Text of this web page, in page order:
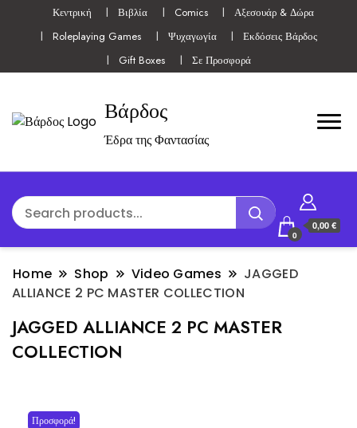
Κεντρική Βιβλία Comics
Αξεσουάρ & Δώρα
Roleplaying Games
Ψυχαγωγία
Εκδόσεις Βάρδος
Gift Boxes
Σε Προσφορά
Βάρδος
Έδρα της Φαντασίας
0
0,00 €
Home Shop Video Games
JAGGED
ALLIANCE 2 PC MASTER COLLECTION
JAGGED ALLIANCE 2 PC MASTER
COLLECTION
Προσφορά!